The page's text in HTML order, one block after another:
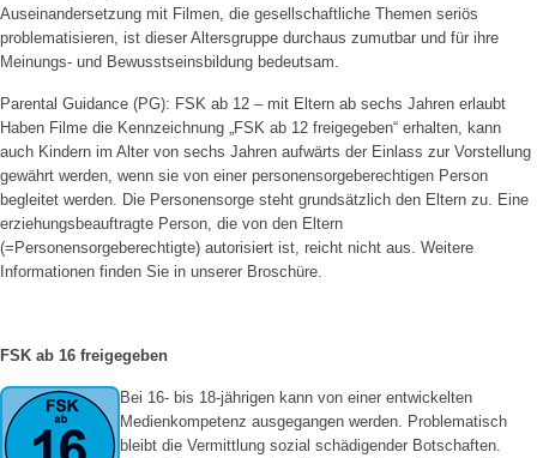
Auseinandersetzung mit Filmen, die gesellschaftliche Themen seriös
problematisieren, ist dieser Altersgruppe durchaus zumutbar und für ihre
Meinungs- und Bewusstseinsbildung bedeutsam.
Parental Guidance (PG): FSK ab 12 – mit Eltern ab sechs Jahren erlaubt
Haben Filme die Kennzeichnung „FSK ab 12 freigegeben“ erhalten, kann
auch Kindern im Alter von sechs Jahren aufwärts der Einlass zur Vorstellung
gewährt werden, wenn sie von einer personensorgeberechtigen Person
begleitet werden. Die Personensorge steht grundsätzlich den Eltern zu. Eine
erziehungsbeauftragte Person, die von den Eltern
(=Personensorgeberechtigte) autorisiert ist, reicht nicht aus. Weitere
Informationen finden Sie in unserer Broschüre
FSK ab 16 freigegeben
Bei 16- bis 18-jährigen kann von einer entwickelten
Medienkompetenz ausgegangen werden. Problematisch
bleibt die Vermittlung sozial schädigender Botschaften.